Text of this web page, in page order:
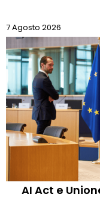
7 Agosto 2026
AI Act e